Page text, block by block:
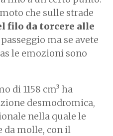
che sulle strade
filo da torcere alle
ma se avete
le emozioni sono
di 1158 cm³ ha
desmodromica,
nella quale le
da molle, con il